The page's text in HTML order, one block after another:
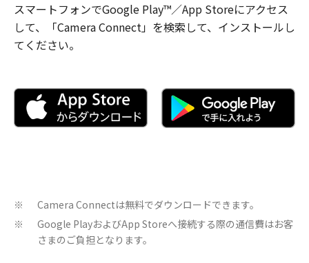
スマートフォンでGoogle Play™／App Storeにアクセス
して、「Camera Connect」を検索して、インストールし
てください。
※ Camera Connectは無料でダウンロードできます。
※
Google PlayおよびApp Storeへ接続する際の通信費はお客
さまのご負担となります。